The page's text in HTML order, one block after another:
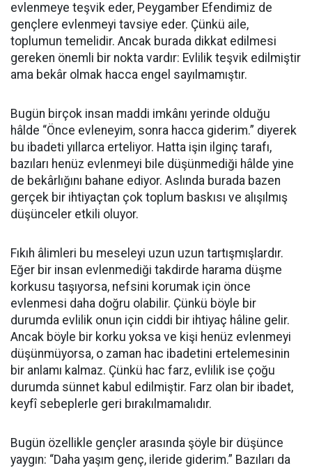
evlenmeye teşvik eder, Peygamber Efendimiz de
gençlere evlenmeyi tavsiye eder. Çünkü aile,
toplumun temelidir. Ancak burada dikkat edilmesi
gereken önemli bir nokta vardır: Evlilik teşvik edilmiştir
ama bekâr olmak hacca engel sayılmamıştır.
Bugün birçok insan maddi imkânı yerinde olduğu
hâlde “Önce evleneyim, sonra hacca giderim.” diyerek
bu ibadeti yıllarca erteliyor. Hatta işin ilginç tarafı,
bazıları henüz evlenmeyi bile düşünmediği hâlde yine
de bekârlığını bahane ediyor. Aslında burada bazen
gerçek bir ihtiyaçtan çok toplum baskısı ve alışılmış
düşünceler etkili oluyor.
Fıkıh âlimleri bu meseleyi uzun uzun tartışmışlardır.
Eğer bir insan evlenmediği takdirde harama düşme
korkusu taşıyorsa, nefsini korumak için önce
evlenmesi daha doğru olabilir. Çünkü böyle bir
durumda evlilik onun için ciddi bir ihtiyaç hâline gelir.
Ancak böyle bir korku yoksa ve kişi henüz evlenmeyi
düşünmüyorsa, o zaman hac ibadetini ertelemesinin
bir anlamı kalmaz. Çünkü hac farz, evlilik ise çoğu
durumda sünnet kabul edilmiştir. Farz olan bir ibadet,
keyfî sebeplerle geri bırakılmamalıdır.
Bugün özellikle gençler arasında şöyle bir düşünce
yaygın: “Daha yaşım genç, ileride giderim.” Bazıları da